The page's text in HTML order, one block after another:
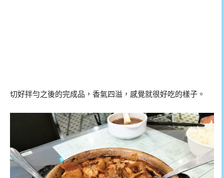
切好拌勻之後的完成品，香氣四溢，感覺就很好吃的樣子。